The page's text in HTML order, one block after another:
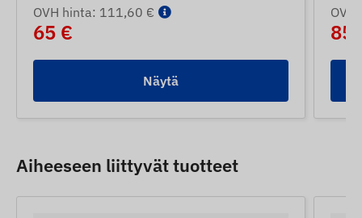
OVH hinta: 111,60 €
65 €
Näytä
85
Aiheeseen liittyvät tuotteet